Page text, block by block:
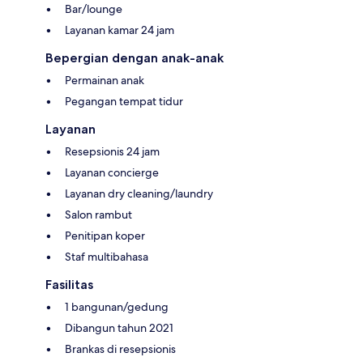
Bar/lounge
Layanan kamar 24 jam
Bepergian dengan anak-anak
Permainan anak
Pegangan tempat tidur
Layanan
Resepsionis 24 jam
Layanan concierge
Layanan dry cleaning/laundry
Salon rambut
Penitipan koper
Staf multibahasa
Fasilitas
1 bangunan/gedung
Dibangun tahun 2021
Brankas di resepsionis